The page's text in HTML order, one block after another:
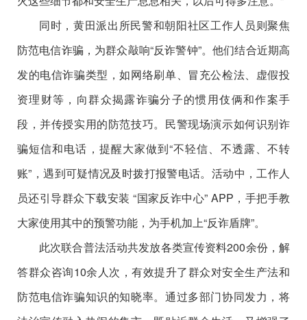
同时，黄田派出所民警和朝阳社区工作人员则聚焦
防范电信诈骗，为群众敲响“反诈警钟”。他们结合近期高
发的电信诈骗类型，如网络刷单、冒充公检法、虚假投
资理财等，向群众揭露诈骗分子的惯用伎俩和作案手
段，并传授实用的防范技巧。民警现场演示如何识别诈
骗短信和电话，提醒大家做到“不轻信、不透露、不转
账” ，遇到可疑情况及时拨打报警电话。活动中，工作人
员还引导群众下载安装“国家反诈中心” APP ，手把手教
大家使用其中的预警功能，为手机加上“反诈盾牌”。
此次联合普法活动共发放各类宣传资料200余份，解
答群众咨询10余人次，有效提升了群众对安全生产法和
防范电信诈骗知识的知晓率。通过多部门协同发力，将